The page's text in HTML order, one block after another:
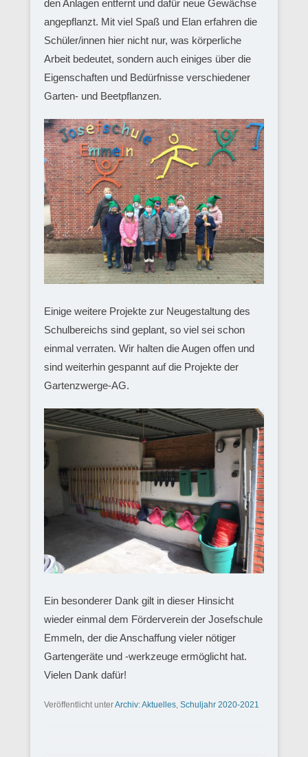
den Anlagen entfernt und dafür neue Gewächse
angepflanzt. Mit viel Spaß und Elan erfahren die
Schüler/innen hier nicht nur, was körperliche
Arbeit bedeutet, sondern auch einiges über die
Eigenschaften und Bedürfnisse verschiedener
Garten- und Beetpflanzen.
Einige weitere Projekte zur Neugestaltung des
Schulbereichs sind geplant, so viel sei schon
einmal verraten. Wir halten die Augen offen und
sind weiterhin gespannt auf die Projekte der
Gartenzwerge-AG.
Ein besonderer Dank gilt in dieser Hinsicht
wieder einmal dem Förderverein der Josefschule
Emmeln, der die Anschaffung vieler nötiger
Gartengeräte und -werkzeuge ermöglicht hat.
Vielen Dank dafür!
Veröffentlicht unterArchiv: Aktuelles, Schuljahr 2020-2021